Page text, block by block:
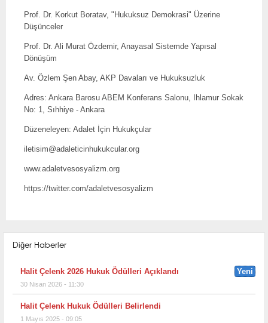
Prof. Dr. Korkut Boratav, "Hukuksuz Demokrasi" Üzerine
Düşünceler
Prof. Dr. Ali Murat Özdemir, Anayasal Sistemde Yapısal
Dönüşüm
Av. Özlem Şen Abay, AKP Davaları ve Hukuksuzluk
Adres: Ankara Barosu ABEM Konferans Salonu, Ihlamur Sokak
No: 1, Sıhhiye - Ankara
Düzeneleyen: Adalet İçin Hukukçular
iletisim@adaleticinhukukcular.org
www.adaletvesosyalizm.org
https://twitter.com/adaletvesosyalizm
Diğer Haberler
Yeni
Halit Çelenk 2026 Hukuk Ödülleri Açıklandı
30 Nisan 2026 - 11:30
Halit Çelenk Hukuk Ödülleri Belirlendi
1 Mayıs 2025 - 09:05